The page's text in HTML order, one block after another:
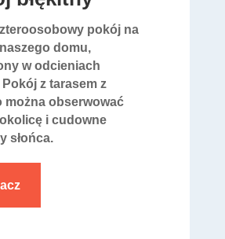
pokój na
domu,
w odcieniach
Pokój z tarasem z
można obserwować
i cudowne
słońca.